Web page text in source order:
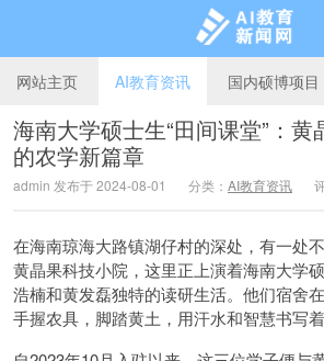
网站主页 AI教育资讯 国内硕博项目
海南大学硕士生“田间课堂”：黄
的农学新篇章
admin 发布于 2024-08-01 分类： AI教育资讯
在海南琼海大路镇湖仔村的深处，有一处
黄晶果科技小院，这里正上演着海南大学
浩楠和黄发磊独特的读研生活。他们宿舍
手握农具，脚踏黄土，用汗水和智慧书写